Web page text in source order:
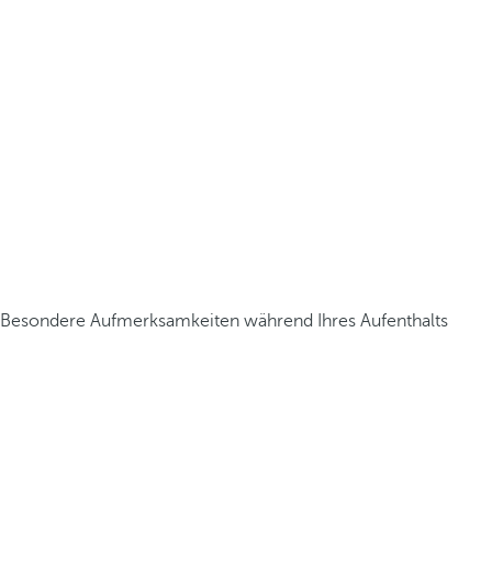
Besondere Aufmerksamkeiten während Ihres Aufenthalts